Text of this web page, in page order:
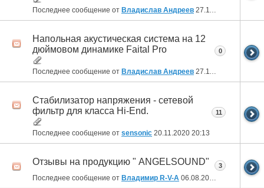
Последнее сообщение от Владислав Андреев 27.11.2020
Напольная акустическая система на 12
дюймовом динамике Faital Pro
Последнее сообщение от Владислав Андреев 27.11.2020
0
Стабилизатор напряжения - сетевой
фильтр для класса Hi-End.
Последнее сообщение от sensonic 20.11.2020 20:13
11
Отзывы на продукцию " ANGELSOUND"
Последнее сообщение от Владимир R-V-A 06.08.2019
3